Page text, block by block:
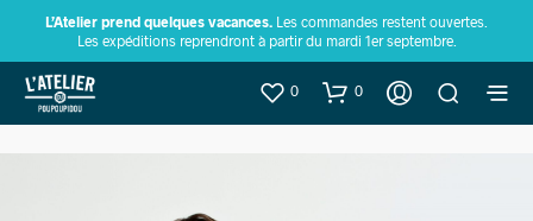
L’Atelier prend quelques vacances. Les commandes restent ouvertes.
Les expéditions reprendront à partir du mardi 1er septembre.
0 0